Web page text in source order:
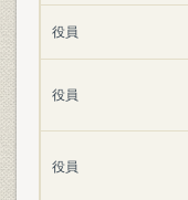
役員
役員
役員